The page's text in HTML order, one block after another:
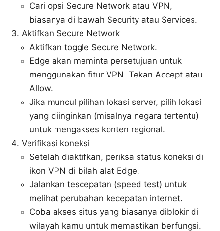
Cari opsi Secure Network atau VPN,
biasanya di bawah Security atau Services.
Aktifkan Secure Network
Aktifkan toggle Secure Network.
Edge akan meminta persetujuan untuk
menggunakan fitur VPN. Tekan Accept atau
Allow.
Jika muncul pilihan lokasi server, pilih lokasi
yang diinginkan (misalnya negara tertentu)
untuk mengakses konten regional.
Verifikasi koneksi
Setelah diaktifkan, periksa status koneksi di
ikon VPN di bilah alat Edge.
Jalankan tescepatan (speed test) untuk
melihat perubahan kecepatan internet.
Coba akses situs yang biasanya diblokir di
wilayah kamu untuk memastikan berfungsi.